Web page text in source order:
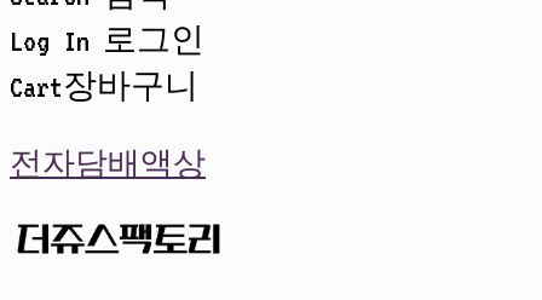
Log In 로그인
Cart장바구니
전자담배액상